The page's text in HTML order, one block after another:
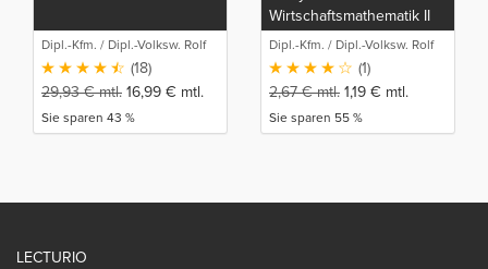
Dipl.-Kfm. / Dipl.-Volksw. Rolf
Stahlberger
(18)
29,93€mtl. 16,99 € mtl.
Sie sparen 43 %
Wirtschaftsmathematik II
Dipl.-Kfm. / Dipl.-Volksw. Rolf
Stahlberger
(1)
2,67€mtl. 1,19 € mtl.
Sie sparen 55 %
LECTURIO